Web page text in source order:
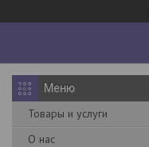
Товары и услуги
О нас